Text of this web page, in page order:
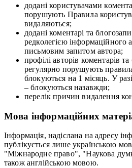
додані користувачами
порушують Правила
видаляються;
додані коментарі та
редколегією інформаційного
письмовим запитом автора;
профілі авторів коментарів та
регулярно порушують
блокуються на 1 місяць. У
– блокуються назавжди;
перелік причин видалення
Мова інформаційних
Інформація, надіслана на адресу
публікується лише українською
"Міжнародне право", "Наукова
також англійською мовою.